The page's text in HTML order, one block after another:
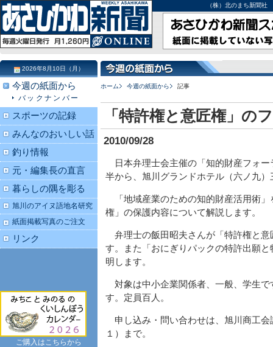
（株）北のまち新聞
ホーム 今週の紙面から 記事
「特許権と意匠権」の
2010/09/28
日本弁理士会主催の「知的財産フォー
半から、旭川グランドホテル（六ノ九
「地域産業のための知的財産活用術
権」の保護内容について解説します。
弁理士の飯田昭夫さんが「特許権と意
す。また「おにぎりパックの特許出願
明します。
対象は中小企業関係者、一般、学生で
す。定員百人。
申し込み・問い合わせは、旭川商工
１）まで。
2026年8月10日（月）
今週の紙面から
バックナンバー
スポーツの記録
みんなのおいしい話
釣り情報
元・編集長の直言
暮らしの隅を彫る
旭川のアイヌ語地名研究
紙面掲載写真のご注文
リンク
ご購入はこちらから